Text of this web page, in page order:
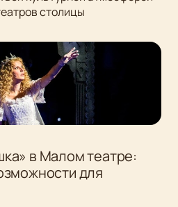
столицы
в Малом театре:
для